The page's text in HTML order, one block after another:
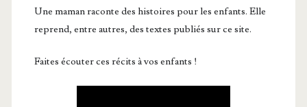
Une maman raconte des histoires pour les enfants. Elle
reprend, entre autres, des textes publiés sur ce site.
Faites écouter ces récits à vos enfants !